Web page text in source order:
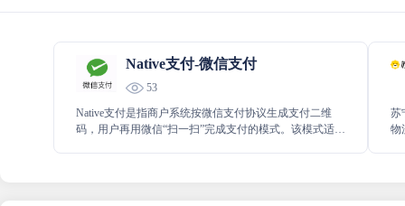
Native支付-微信支付
53
Native支付是指商户系统按微信支付协议生成支付二维
码，用户再用微信“扫一扫”完成支付的模式。该模式适用
苏
物